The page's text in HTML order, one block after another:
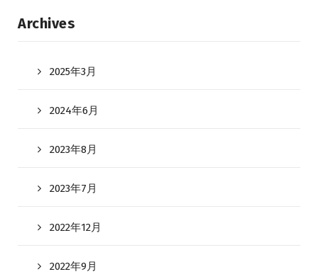
Archives
2025年3月
2024年6月
2023年8月
2023年7月
2022年12月
2022年9月